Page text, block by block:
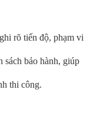
rõ tiến độ, phạm vi
sách bảo hành, giúp
thi công.